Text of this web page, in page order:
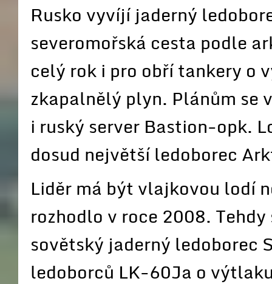
Rusko vyvíjí jaderný
severomořská cesta podle
celý rok i pro obří tankery o
zkapalnělý plyn. Plánům se
i ruský server Bastion-opk.
dosud největší ledoborec
Liděr má být vlajkovou lodí
rozhodlo v roce 2008.
sovětský jaderný ledoborec
ledoborců LK-60Ja o